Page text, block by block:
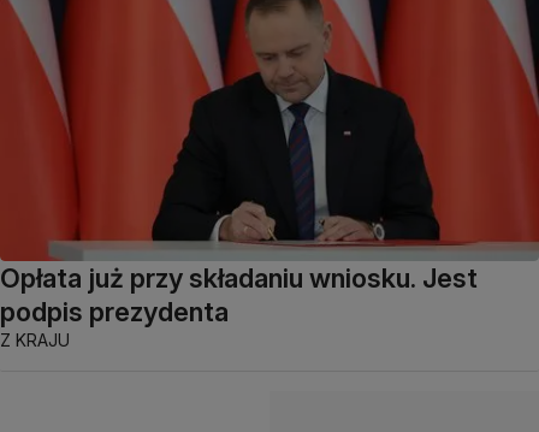
Opłata już przy składaniu wniosku. Jest
podpis prezydenta
Z KRAJU